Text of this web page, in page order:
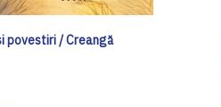
povestiri / Creangă